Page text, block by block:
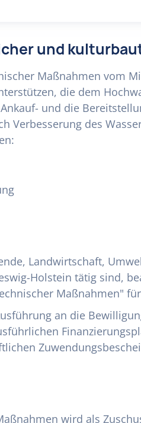
und
Maßnahmen vom
die dem
und die
Verbesserung des
Landwirtschaft,
Holstein tätig sind,
Maßnahmen"
an die
wird als